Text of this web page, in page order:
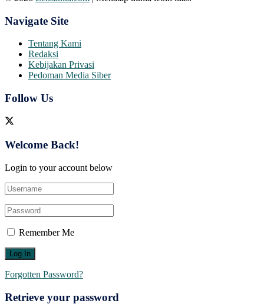
Navigate Site
Tentang Kami
Redaksi
Kebijakan Privasi
Pedoman Media Siber
Follow Us
Welcome Back!
Login to your account below
Remember Me
Forgotten Password?
Retrieve your password